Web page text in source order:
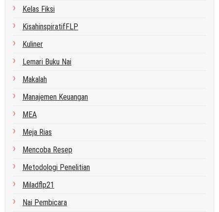
Kelas Fiksi
KisahinspiratifFLP
Kuliner
Lemari Buku Nai
Makalah
Manajemen Keuangan
MEA
Meja Rias
Mencoba Resep
Metodologi Penelitian
Miladflp21
Nai Pembicara